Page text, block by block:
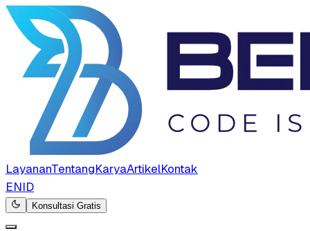
LayananTentangKaryaArtikelKontak
ENID
Konsultasi Gratis